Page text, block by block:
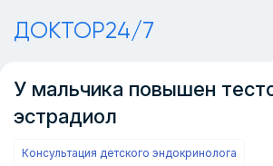
ДОКТОР24/7
У мальчика повышен
эстрадиол
Консультация детского эндокринолога